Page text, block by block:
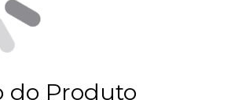
do Produto